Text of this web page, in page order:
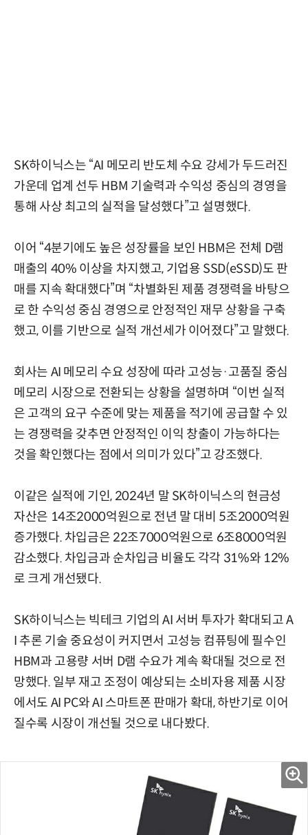
SK하이닉스는 “AI 메모리 반도체 수요 강세가 두드러진
가운데 업계 선두 HBM 기술력과 수익성 중심의 경영을
통해 사상 최고의 실적을 달성했다”고 설명했다.
이어 “4분기에도 높은 성장률을 보인 HBM은 전체 D램
매출의 40% 이상을 차지했고, 기업용 SSD(eSSD)도 판
매를 지속 확대했다”며 “차별화된 제품 경쟁력을 바탕으
로 한 수익성 중심 경영으로 안정적인 재무 상황을 구축
했고, 이를 기반으로 실적 개선세가 이어졌다”고 말했다.
회사는 AI 메모리 수요 성장에 따라 고성능·고품질 중심
메모리 시장으로 전환되는 상황을 설명하며 “이번 실적
은 고객의 요구 수준에 맞는 제품을 적기에 공급할 수 있
는 경쟁력을 갖추면 안정적인 이익 창출이 가능하다는
것을 확인했다는 점에서 의미가 있다”고 강조했다.
이같은 실적에 기인, 2024년 말 SK하이닉스의 현금성
자산은 14조2000억원으로 전년 말 대비 5조2000억원
증가했다. 차입금은 22조7000억원으로 6조8000억원
감소했다. 차입금과 순차입금 비율도 각각 31%와 12%
로 크게 개선됐다.
SK하이닉스는 빅테크 기업의 AI 서버 투자가 확대되고 A
I 추론 기술 중요성이 커지면서 고성능 컴퓨팅에 필수인
HBM과 고용량 서버 D램 수요가 계속 확대될 것으로 전
망했다. 일부 재고 조정이 예상되는 소비자용 제품 시장
에서도 AI PC와 AI 스마트폰 판매가 확대, 하반기로 이어
질수록 시장이 개선될 것으로 내다봤다.